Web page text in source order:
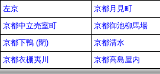
左京
京都月見町
京都中立売室町
京都御池柳馬場
京都下鴨 (閉)
京都清水
京都衣棚夷川
京都高島屋内